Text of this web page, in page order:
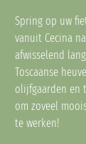
Spring op uw
vanuit Cecina
afwisselend
Toscaanse
olijfgaarden en
om zoveel
te werken!